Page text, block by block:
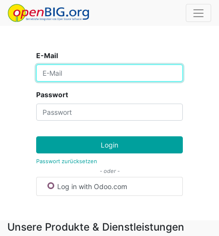
E-Mail
Passwort
Login
Passwort zurücksetzen
- oder -
Log in with Odoo.com
Unsere Produkte & Dienstleistungen